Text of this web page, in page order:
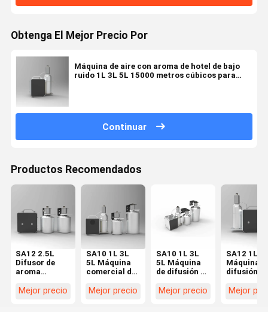
Obtenga El Mejor Precio Por
Máquina de aire con aroma de hotel de bajo
ruido 1L 3L 5L 15000 metros cúbicos para
Continuar
Productos Recomendados
SA12 2.5L
Difusor de
aroma
Máquina de
difusión de
Mejor precio
SA10 1L 3L
5L Máquina
comercial de
olores HVAC
para grandes
Mejor precio
SA10 1L 3L
5L Máquina
de difusión de
Máquina de
difusión de
Mejor precio
SA12 1L
Máquina
difusión de
sistema de
Mejor